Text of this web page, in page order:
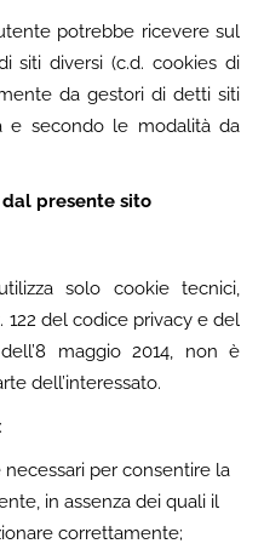
potrebbe ricevere sul
siti diversi (c.d. cookies di
da gestori di detti siti
e secondo le modalità da
presente sito
solo cookie tecnici,
122 del codice privacy e del
maggio 2014, non è
dell’interessato.
per consentire la
in assenza dei quali il
correttamente;